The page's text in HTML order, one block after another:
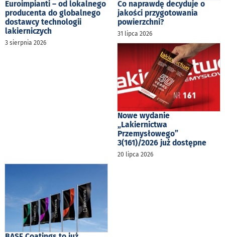
Euroimpianti – od lokalnego
producenta do globalnego
dostawcy technologii
lakierniczych
3 sierpnia 2026
Co naprawdę decyduje o
jakości przygotowania
powierzchni?
31 lipca 2026
Nowe wydanie
„Lakiernictwa
Przemysłowego”
3(161)/2026 już dostępne
20 lipca 2026